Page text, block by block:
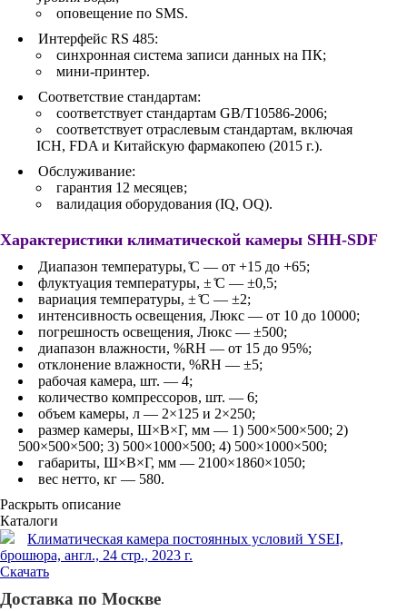
оповещение по SMS.
Интерфейс RS 485:
синхронная система записи данных на ПК;
мини-принтер.
Соответствие стандартам:
соответствует стандартам GB/T10586-2006;
соответствует отраслевым стандартам, включая
ICH, FDA и Китайскую фармакопею (2015 г.).
Обслуживание:
гарантия 12 месяцев;
валидация оборудования (IQ, OQ).
Характеристики климатической камеры SHH-SDF
Диапазон температуры, ̊С — от +15 до +65;
флуктуация температуры, ± ̊С — ±0,5;
вариация температуры, ± ̊С — ±2;
интенсивность освещения, Люкс — от 10 до 10000;
погрешность освещения, Люкс — ±500;
диапазон влажности, %RH — от 15 до 95%;
отклонение влажности, %RH — ±5;
рабочая камера, шт. — 4;
количество компрессоров, шт. — 6;
объем камеры, л — 2×125 и 2×250;
размер камеры, Ш×В×Г, мм — 1) 500×500×500; 2)
500×500×500; 3) 500×1000×500; 4) 500×1000×500;
габариты, Ш×В×Г, мм — 2100×1860×1050;
вес нетто, кг — 580.
Раскрыть описание
Каталоги
Климатическая камера постоянных условий YSEI,
брошюра, англ., 24 стр., 2023 г.
Скачать
Доставка по Москве